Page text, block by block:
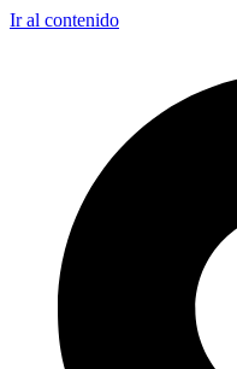
Ir al contenido